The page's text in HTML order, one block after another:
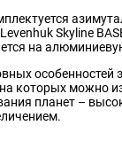
Skyline
на
которых можно
планет –